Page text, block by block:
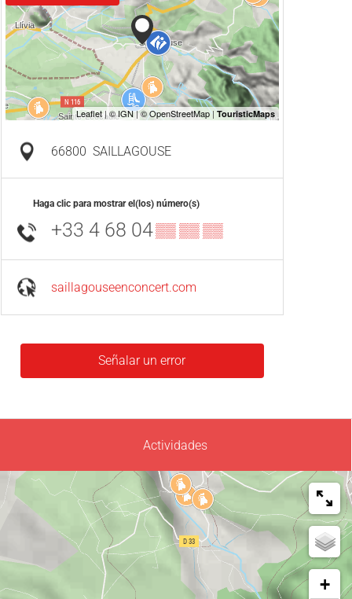
66800 SAILLAGOUSE
Haga clic para mostrar el(los) número(s)
+33 4 68 04▒▒ ▒▒ ▒▒
saillagouseenconcert.com
Señalar un error
Actividades
+